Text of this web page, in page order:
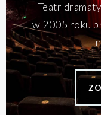
Teatr
w 2005 roku